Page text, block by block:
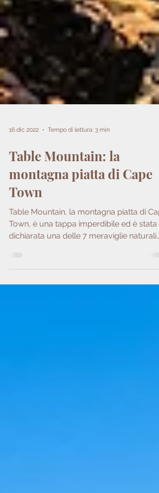
16 dic 2022 Tempo di lettura: 3 min
Table Mountain: la
montagna piatta di Cape
Town
Town, è una tappa imperdibile ed è stata